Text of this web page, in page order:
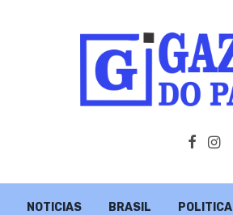
NOTICIAS BRASIL POLITICA